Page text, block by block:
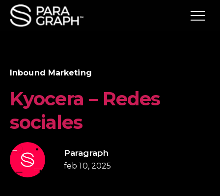
Inbound Marketing
Kyocera – Redes
sociales
Paragraph
feb 10, 2025